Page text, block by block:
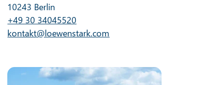
10243 Berlin
+49 30 34045520
kontakt@loewenstark.com